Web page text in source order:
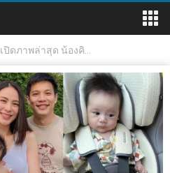
เปิดภาพล่าสุด น้องคิ...